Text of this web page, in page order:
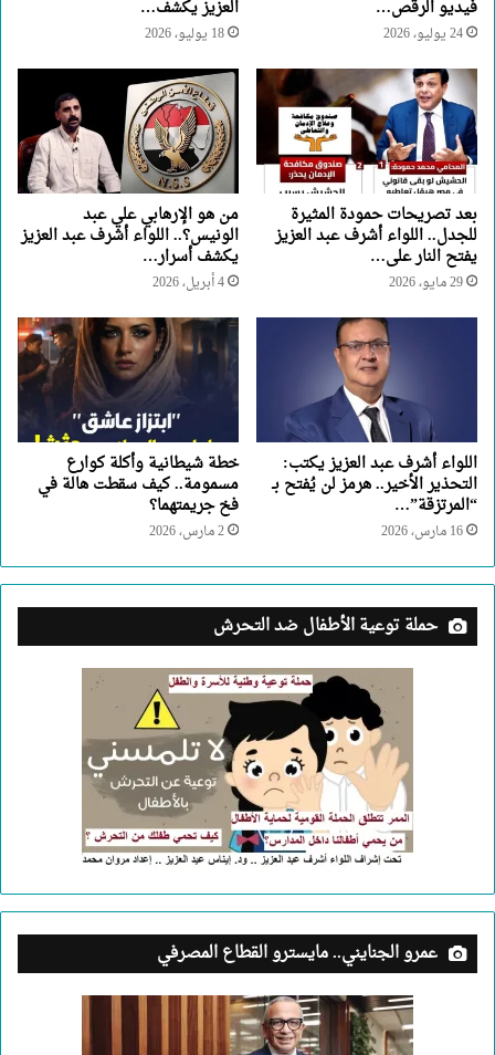
فيديو الرقص…
24 يوليو، 2026
العزيز يكشف…
18 يوليو، 2026
بعد تصريحات حمودة المثيرة
للجدل.. اللواء أشرف عبد العزيز
يفتح النار على…
29 مايو، 2026
من هو الإرهابي علي عبد
الونيس؟.. اللواء أشرف عبد العزيز
يكشف أسرار…
4 أبريل، 2026
اللواء أشرف عبد العزيز يكتب:
التحذير الأخير.. هرمز لن يُفتح بـ
“المرتزقة”…
16 مارس، 2026
خطة شيطانية وأكلة كوارع
مسمومة.. كيف سقطت هالة في
فخ جريمتهما؟
2 مارس، 2026
حملة توعية الأطفال ضد التحرش
عمرو الجنايني.. مايسترو القطاع المصرفي